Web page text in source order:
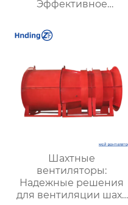
Эффективное
надежной вентиляции
Шахтные
вентиляторы:
Надежные решения
для вентиляции шахт